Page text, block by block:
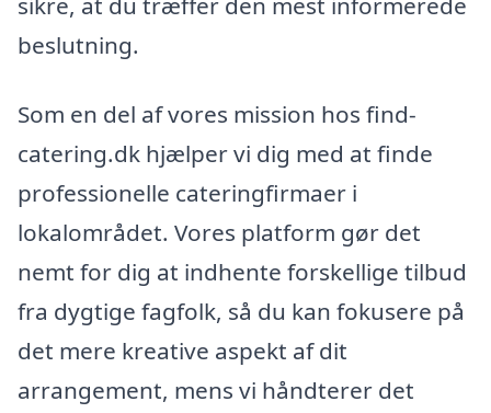
beslutning.
Som en del af vores mission hos find-
catering.dk hjælper vi dig med at finde
professionelle cateringfirmaer i
lokalområdet. Vores platform gør det
nemt for dig at indhente forskellige tilbud
fra dygtige fagfolk, så du kan fokusere på
det mere kreative aspekt af dit
arrangement, mens vi håndterer det